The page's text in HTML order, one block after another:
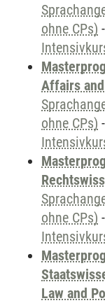
ohne CPs) -
Affairs
ohne CPs) -
ohne CPs) -
Law and